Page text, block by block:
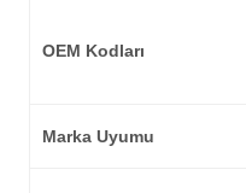
OEM Kodları
Marka Uyumu